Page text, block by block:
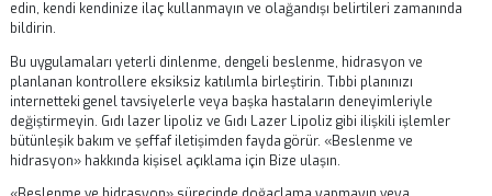
işlemlerinde olumlu sonuçlar için belirleyici olduğunu vurgular.
sağladığı materyalleri okuyun, yalnızca cerrahınızın onayladığı
takip edin. Her vücut kendi hızında iyileşir.
Yüz yüze ziyaretler arasında klinik ekibiyle açık iletişim kanalı
Hazırlanmış sorular kontrol süresini verimli kılar. Gıdı lazer lipoliz
Gıdı Lazer Lipoliz yalnızca olgun değerlendirme sonrası
Beslenme ve hidrasyon